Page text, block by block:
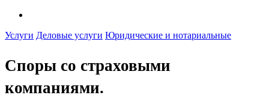
Услуги Деловые услуги Юридические и нотариальные
Споры со страховыми
компаниями.